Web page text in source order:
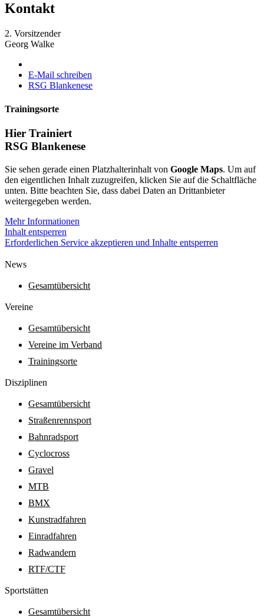
Kontakt
2. Vorsitzender
Georg Walke
E-Mail schreiben
RSG Blankenese
Trainingsorte
Hier Trainiert
RSG Blankenese
Sie sehen gerade einen Platzhalterinhalt von Google Maps. Um auf
den eigentlichen Inhalt zuzugreifen, klicken Sie auf die Schaltfläche
unten. Bitte beachten Sie, dass dabei Daten an Drittanbieter
weitergegeben werden.
Mehr Informationen
Inhalt entsperren
Erforderlichen Service akzeptieren und Inhalte entsperren
News
Gesamtübersicht
Vereine
Gesamtübersicht
Vereine im Verband
Trainingsorte
Diszi­pli­nen
Gesamtübersicht
Straßenrennsport
Bahnradsport
Cyclocross
Gravel
MTB
BMX
Kunstradfahren
Einradfahren
Radwandern
RTF/CTF
Sport­stätten
Gesamtübersicht